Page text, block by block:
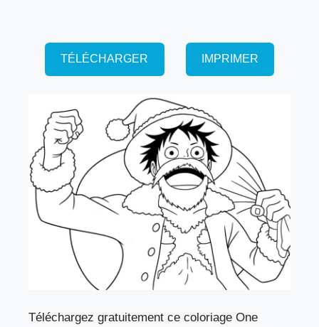
TÉLÉCHARGER IMPRIMER
Téléchargez gratuitement ce coloriage One